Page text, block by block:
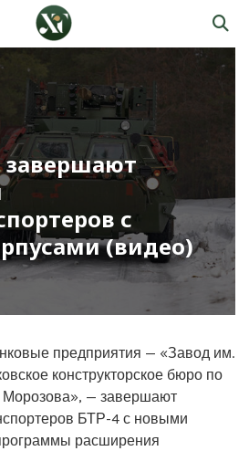
завершают
с
(видео)
предприятия — «Завод им.
конструкторское бюро по
— завершают
БТР-4 с новыми
расширения